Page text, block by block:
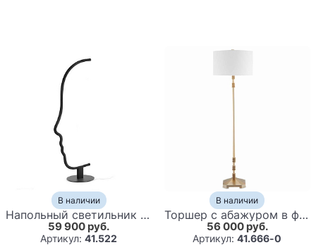
В наличии
Напольный светильник Профиль Лица Face Contour
59 900 руб.
Артикул:41.522
В наличии
Торшер с абажуром в форме цилиндра на золотистом каркасе Floor lamp Amanda
56 000 руб.
Артикул:41.666-0